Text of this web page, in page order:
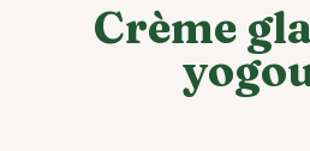
Crème